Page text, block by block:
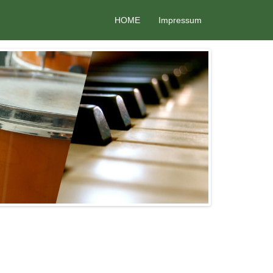
HOME Impressum